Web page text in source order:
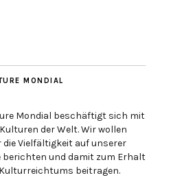
MONDIAL
Mondial beschäftigt sich mit
der Welt. Wir wollen
die Vielfältigkeit auf unserer
berichten und damit zum Erhalt
beitragen.